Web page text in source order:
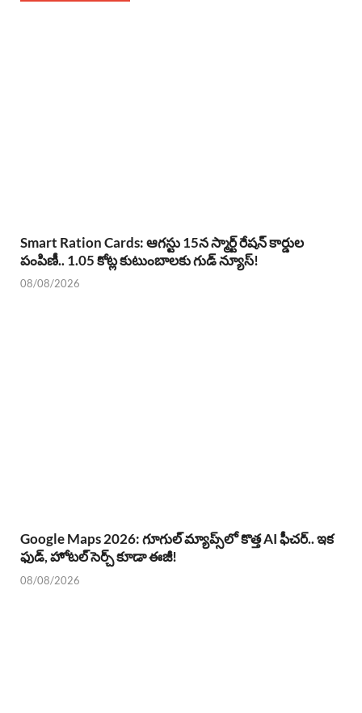
Smart Ration Cards: ఆగస్టు 15న స్మార్ట్ రేషన్ కార్డుల
పంపిణీ.. 1.05 కోట్ల కుటుంబాలకు గుడ్ న్యూస్!
08/08/2026
Google Maps 2026: గూగుల్ మ్యాప్స్‌లో కొత్త AI ఫీచర్.. ఇక
ఫుడ్, హోటల్ సెర్చ్ కూడా ఈజీ!
08/08/2026